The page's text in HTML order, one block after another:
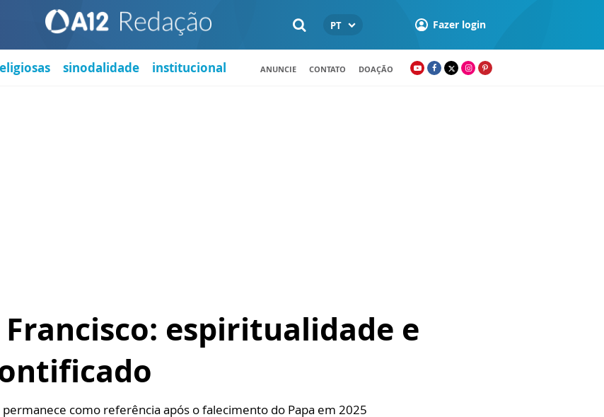
PT Fazer login
sinodalidade institucional ANUNCIE CONTATO DOAÇÃO
Francisco: espiritualidade e
como referência após o falecimento do Papa em 2025